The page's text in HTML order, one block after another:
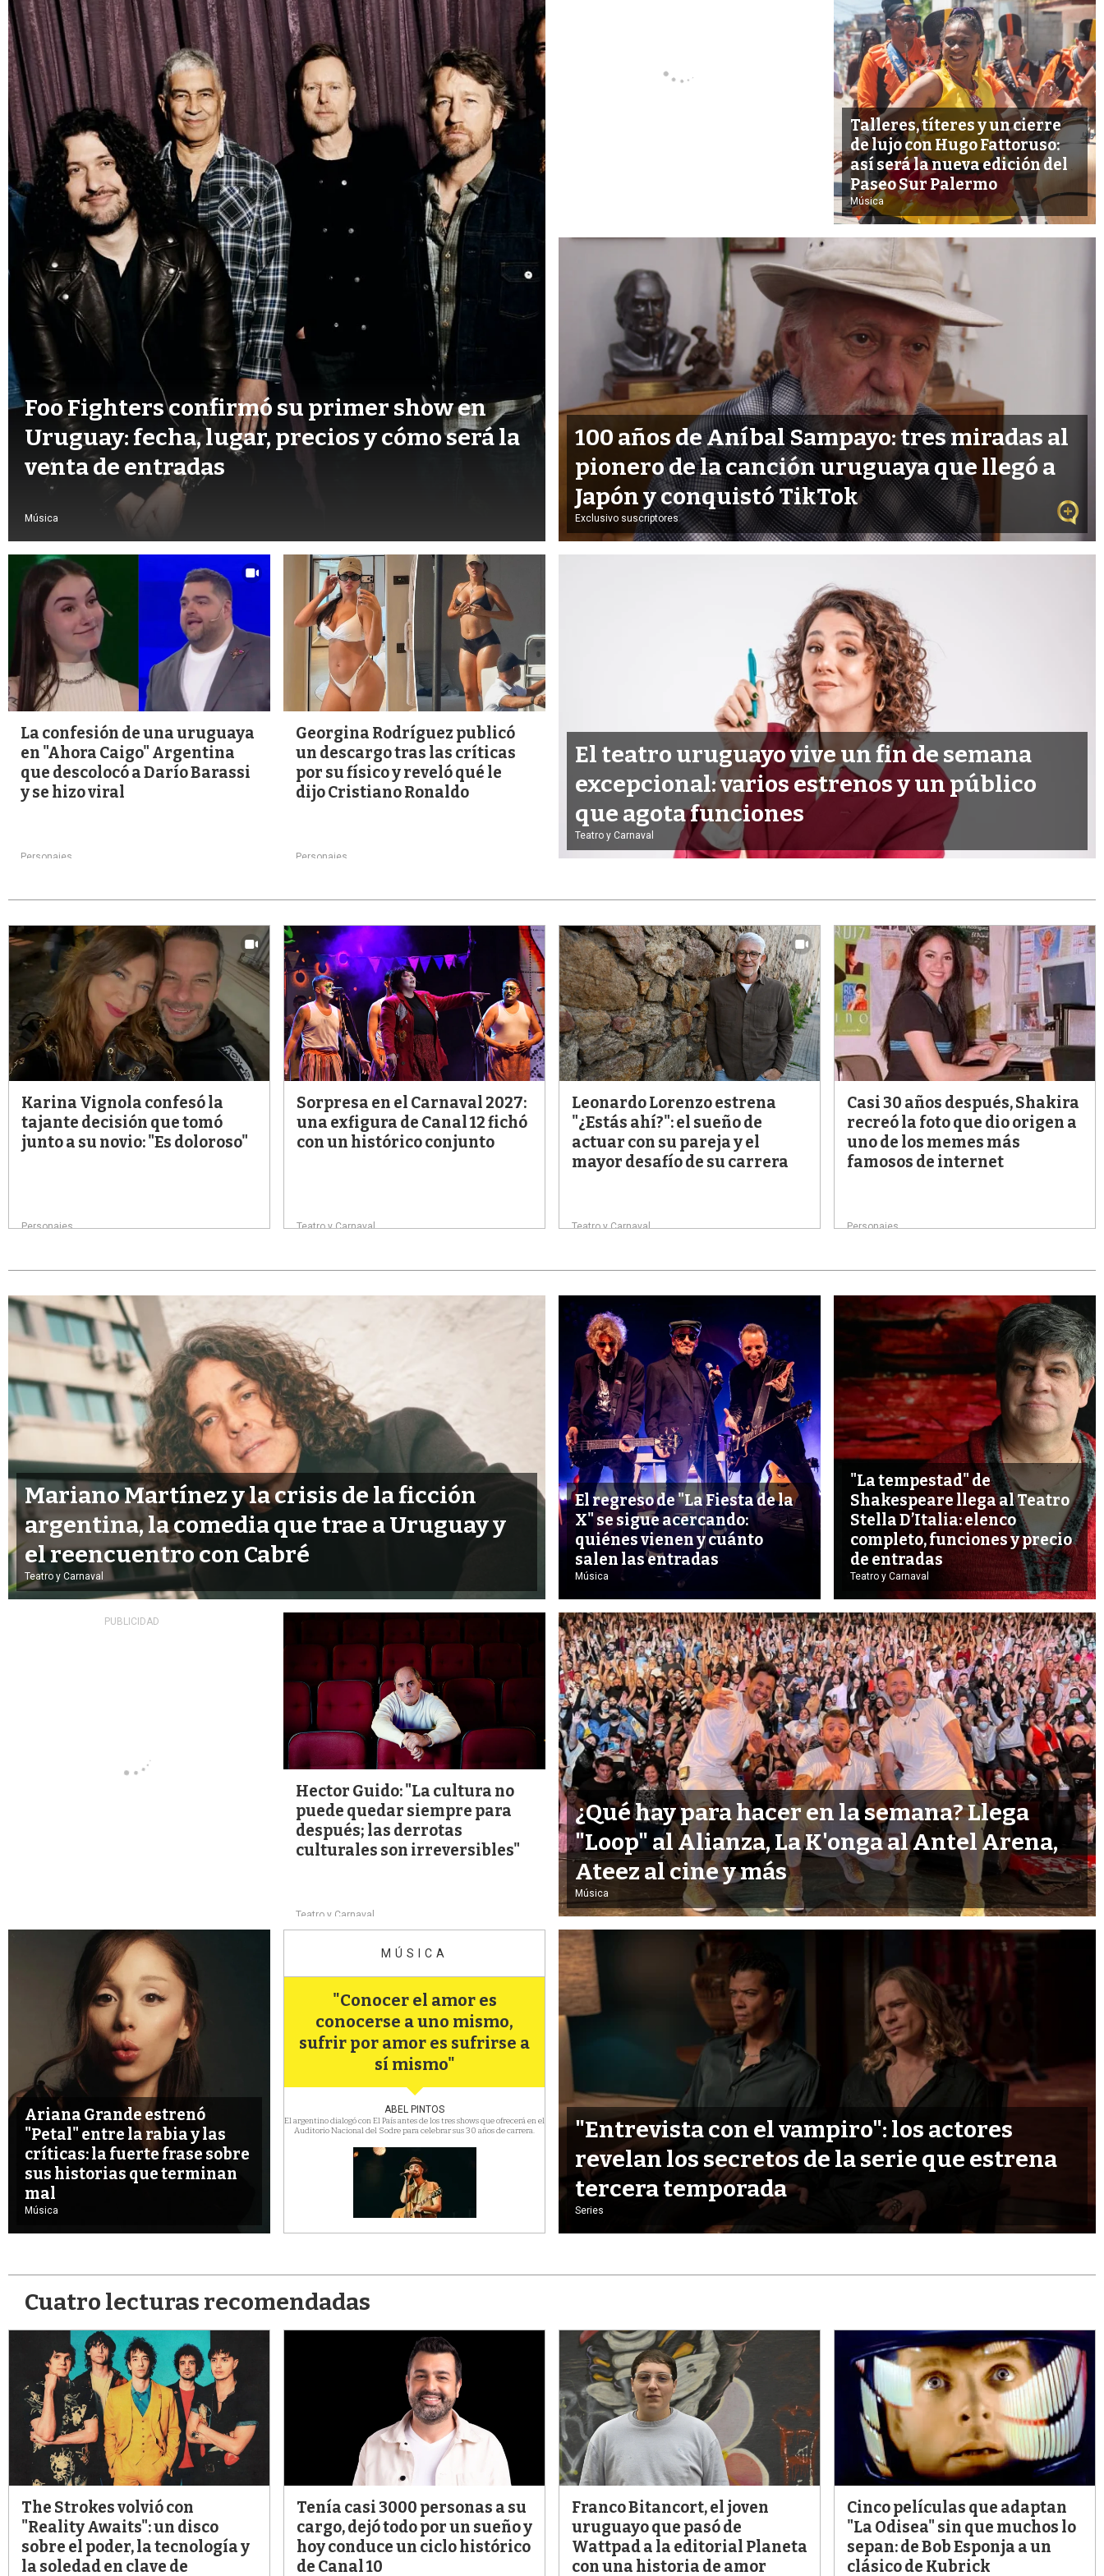
s
q
u
e
d
a
Foo Fighters confirmó su primer show en
Uruguay: fecha, lugar, precios y cómo será la
venta de entradas
Música
Talleres, títeres y un cierre
de lujo con Hugo Fattoruso:
así será la nueva edición del
Paseo Sur Palermo
Música
100 años de Aníbal Sampayo: tres miradas al
pionero de la canción uruguaya que llegó a
Japón y conquistó TikTok
Exclusivo suscriptores
La confesión de una uruguaya
en "Ahora Caigo" Argentina
que descolocó a Darío Barassi
y se hizo viral
Personajes
Georgina Rodríguez publicó
un descargo tras las críticas
por su físico y reveló qué le
dijo Cristiano Ronaldo
Personajes
El teatro uruguayo vive un fin de semana
excepcional: varios estrenos y un público
que agota funciones
Teatro y Carnaval
Karina Vignola confesó la
tajante decisión que tomó
junto a su novio: "Es doloroso"
Personajes
Sorpresa en el Carnaval 2027:
una exfigura de Canal 12 fichó
con un histórico conjunto
Teatro y Carnaval
Leonardo Lorenzo estrena
"¿Estás ahí?": el sueño de
actuar con su pareja y el
mayor desafío de su carrera
Teatro y Carnaval
Casi 30 años después, Shakira
recreó la foto que dio origen a
uno de los memes más
famosos de internet
Personajes
Mariano Martínez y la crisis de la ficción
argentina, la comedia que trae a Uruguay y
el reencuentro con Cabré
Teatro y Carnaval
El regreso de "La Fiesta de la
X" se sigue acercando:
quiénes vienen y cuánto
salen las entradas
Música
"La tempestad" de
Shakespeare llega al Teatro
Stella D’Italia: elenco
completo, funciones y precio
de entradas
Teatro y Carnaval
Hector Guido: "La cultura no
puede quedar siempre para
después; las derrotas
culturales son irreversibles"
Teatro y Carnaval
¿Qué hay para hacer en la semana? Llega
"Loop" al Alianza, La K'onga al Antel Arena,
Ateez al cine y más
Música
Ariana Grande estrenó
"Petal" entre la rabia y las
críticas: la fuerte frase sobre
sus historias que terminan
mal
Música
MÚSICA
"Conocer el amor es
conocerse a uno mismo,
sufrir por amor es sufrirse a
sí mismo"
ABEL PINTOS
El argentino dialogó con El País antes de los tres shows que ofrecerá en el
Auditorio Nacional del Sodre para celebrar sus 30 años de carrera.
"Entrevista con el vampiro": los actores
revelan los secretos de la serie que estrena
tercera temporada
Series
Cuatro lecturas recomendadas
The Strokes volvió con
"Reality Awaits": un disco
sobre el poder, la tecnología y
la soledad en clave de
Tenía casi 3000 personas a su
cargo, dejó todo por un sueño y
hoy conduce un ciclo histórico
de Canal 10
Franco Bitancort, el joven
uruguayo que pasó de
Wattpad a la editorial Planeta
con una historia de amor
Cinco películas que adaptan
"La Odisea" sin que muchos lo
sepan: de Bob Esponja a un
clásico de Kubrick